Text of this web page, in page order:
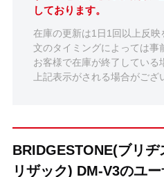
しております。
在庫の更新は1日1回以上反
文のタイミングによっては事
お客様で在庫が終了している
上記表示がされる場合がござ
BRIDGESTONE(ブリ
リザック) DM-V3のユ